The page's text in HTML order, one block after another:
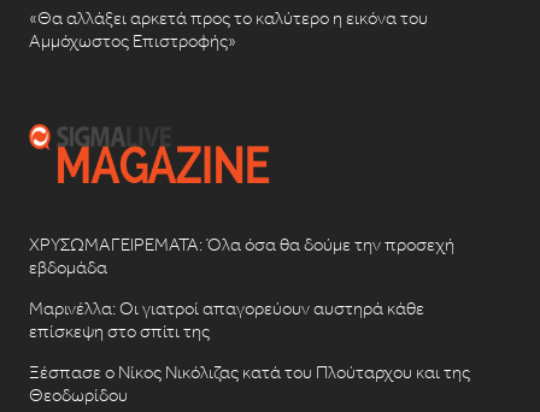
«Θα αλλάξει αρκετά προς το καλύτερο η εικόνα του
Αμμόχωστος Επιστροφής»
ΧΡΥΣΩΜΑΓΕΙΡΕΜΑΤΑ: Όλα όσα θα δούμε την προσεχή
εβδομάδα
Μαρινέλλα: Οι γιατροί απαγορεύουν αυστηρά κάθε
επίσκεψη στο σπίτι της
Ξέσπασε ο Νίκος Νικόλιζας κατά του Πλούταρχου και της
Θεοδωρίδου